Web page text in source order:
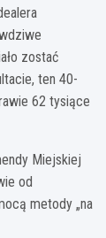
zostać
ten 40-
62 tysiące
Miejskiej
od
metody „na